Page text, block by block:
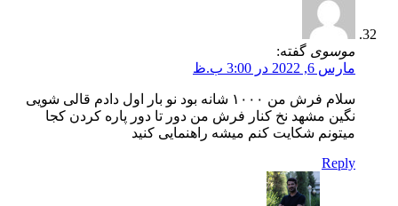
موسوی گفته:
مارس 6, 2022 در 3:00 ب.ظ
سلام فرش من ۱۰۰۰ شانه بود نو بار اول دادم قالی شویی
نگین مشهد نخ کنار فرش من دور تا دور پاره کردن کجا
میتونم شکایت کنم میشه راهنمایی کنید
Reply